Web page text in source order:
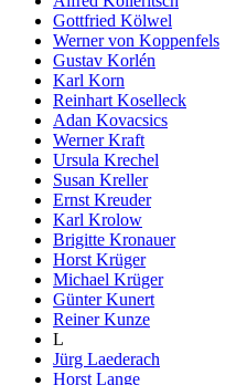
Gottfried Kölwel
Werner von Koppenfels
Gustav Korlén
Karl Korn
Reinhart Koselleck
Adan Kovacsics
Werner Kraft
Ursula Krechel
Susan Kreller
Ernst Kreuder
Karl Krolow
Brigitte Kronauer
Horst Krüger
Michael Krüger
Günter Kunert
Reiner Kunze
L
Jürg Laederach
Horst Lange